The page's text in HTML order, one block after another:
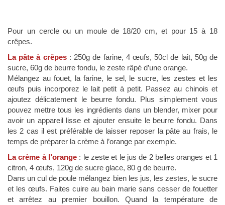
Pour un cercle ou un moule de 18/20 cm, et pour 15 à 18
crêpes.
La pâte à crêpes: 250g de farine, 4 œufs, 50cl de lait, 50g de
sucre, 60g de beurre fondu, le zeste râpé d’une orange.
Mélangez au fouet, la farine, le sel, le sucre, les zestes et les
œufs puis incorporez le lait petit à petit. Passez au chinois et
ajoutez délicatement le beurre fondu. Plus simplement vous
pouvez mettre tous les ingrédients dans un blender, mixer pour
avoir un appareil lisse et ajouter ensuite le beurre fondu. Dans
les 2 cas il est préférable de laisser reposer la pâte au frais, le
temps de préparer la crème à l’orange par exemple.
La crème à l’orange : le zeste et le jus de 2 belles oranges et 1
citron, 4 œufs, 120g de sucre glace, 80 g de beurre.
Dans un cul de poule mélangez bien les jus, les zestes, le sucre
et les œufs. Faites cuire au bain marie sans cesser de fouetter
et arrêtez au premier bouillon. Quand la température de